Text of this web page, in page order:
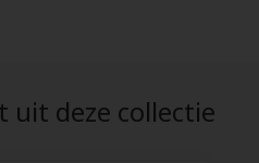
uit deze collectie